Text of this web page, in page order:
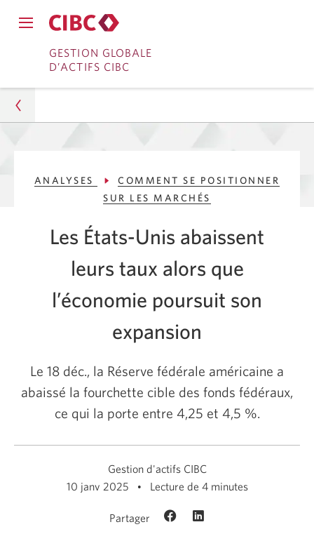
bancaires
navigation
principal.
GESTION GLOBALE
D’ACTIFS CIBC
Fermer
Gestion d’actifs
Analyses
ANALYSES
COMMENT SE POSITIONNER
SUR LES MARCHÉS
Les États-Unis abaissent
leurs taux alors que
l’économie poursuit son
expansion
Le 18 déc., la Réserve fédérale américaine a
abaissé la fourchette cible des fonds fédéraux,
ce qui la porte entre 4,25 et 4,5 %.
Gestion d'actifs CIBC
10 janv 2025
Lecture de 4 minutes
Partager